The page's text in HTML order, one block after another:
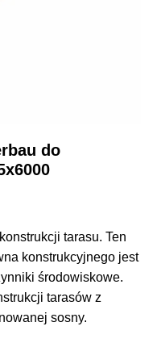
do
tarasu. Ten
konstrukcyjnego jest
środowiskowe.
tarasów z
sosny.